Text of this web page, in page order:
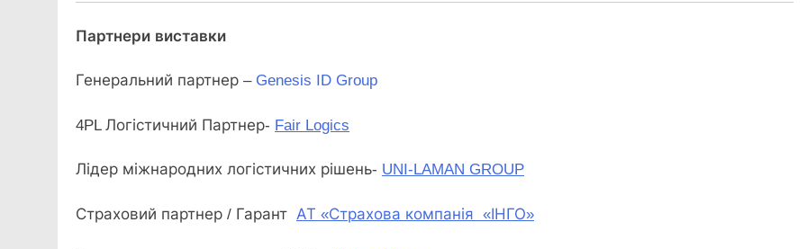
Партнери виставки
Генеральний партнер – Genesis ID Group
4PL Логістичний Партнер- Fair Logics
Лідер міжнародних логістичних рішень- UNI-LAMAN GROUP
Страховий партнер / Гарант АТ «Страхова компанія «ІНГО»